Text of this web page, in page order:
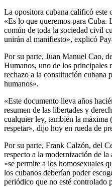
La opositora cubana calificó este
«Es lo que queremos para Cuba.
común de toda la sociedad civil
unirán al manifiesto», explicó
Por su parte, Juan Manuel Cao,
Humanos, uno de los principales
rechazo a la constitución cubana
humanos».
«Este documento lleva años
resumen de las libertades y
cualquier ley, también la máxima
respetar», dijo hoy en rueda de
Por su parte, Frank Calzón, del
respecto a la modernización de
«se permite a los homosexuales
los cubanos deberían poder
periódico que no esté controlado